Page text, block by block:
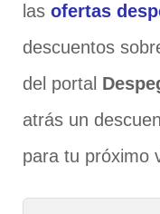
las ofertas
descuentos
del portal
atrás un
para tu próximo